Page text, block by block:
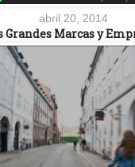
abril 20, 2014
Marcas y